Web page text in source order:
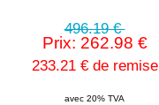
496.19 €
Prix: 262.98 €
233.21 € de remise
avec 20% TVA